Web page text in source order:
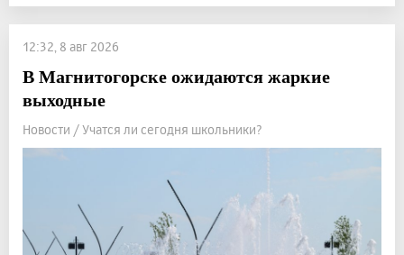
12:32, 8 авг 2026
В Магнитогорске ожидаются жаркие
выходные
Новости / Учатся ли сегодня школьники?